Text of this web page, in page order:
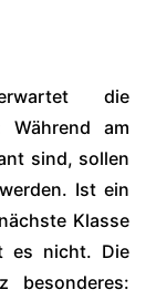
die
Während am
sind, sollen
Ist ein
Klasse
es nicht. Die
besonderes: